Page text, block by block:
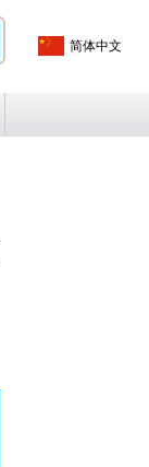
简体中文